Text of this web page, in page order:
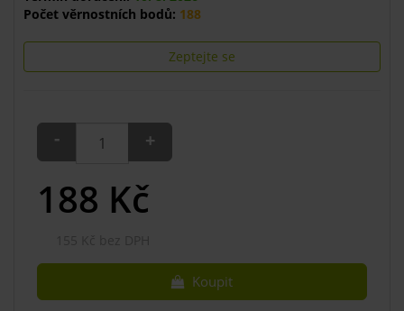
Počet věrnostních bodů: 188
Zeptejte se
- +
188 Kč
Koupit